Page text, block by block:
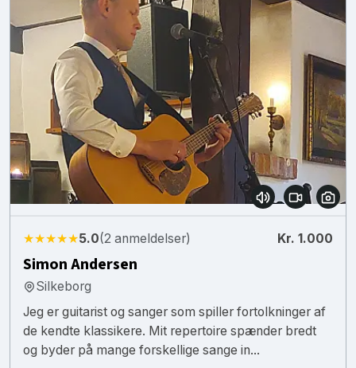
★★★★★5.0(2 anmeldelser) Kr. 1.000
Simon Andersen
Silkeborg
Jeg er guitarist og sanger som spiller fortolkninger af
de kendte klassikere. Mit repertoire spænder bredt
og byder på mange forskellige sange in...